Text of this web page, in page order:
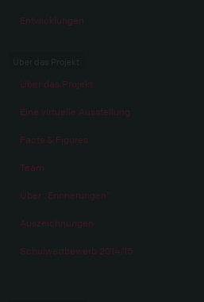
Entwicklungen
Über das Projekt
Eine virtuelle Ausstellung
Facts & Figures
Team
Über „Erinnerungen“
Auszeichnungen
Schulwettbewerb 2014/15